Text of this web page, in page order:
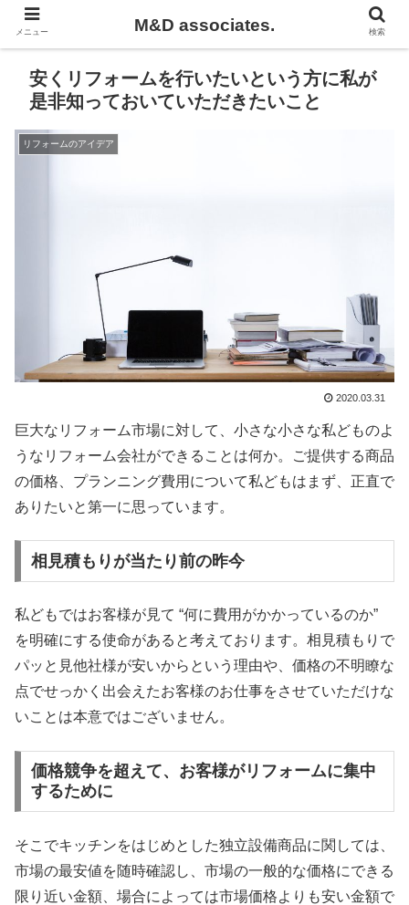
安くリフォームを行いたいという方に私が
是非知っておいていただきたいこと
リフォームのアイデア
2020.03.31
巨大なリフォーム市場に対して、小さな小さな私どものよ
うなリフォーム会社ができることは何か。ご提供する商品
の価格、プランニング費用について私どもはまず、正直で
ありたいと第一に思っています。
相見積もりが当たり前の昨今
私どもではお客様が見て “何に費用がかかっているのか”
を明確にする使命があると考えております。相見積もりで
パッと見他社様が安いからという理由や、価格の不明瞭な
点でせっかく出会えたお客様のお仕事をさせていただけな
いことは本意ではございません。
価格競争を超えて、お客様がリフォームに集中
するために
そこでキッチンをはじめとした独立設備商品に関しては、
市場の最安値を随時確認し、市場の一般的な価格にできる
限り近い金額、場合によっては市場価格よりも安い金額で
メニュー M&D associates. 検索